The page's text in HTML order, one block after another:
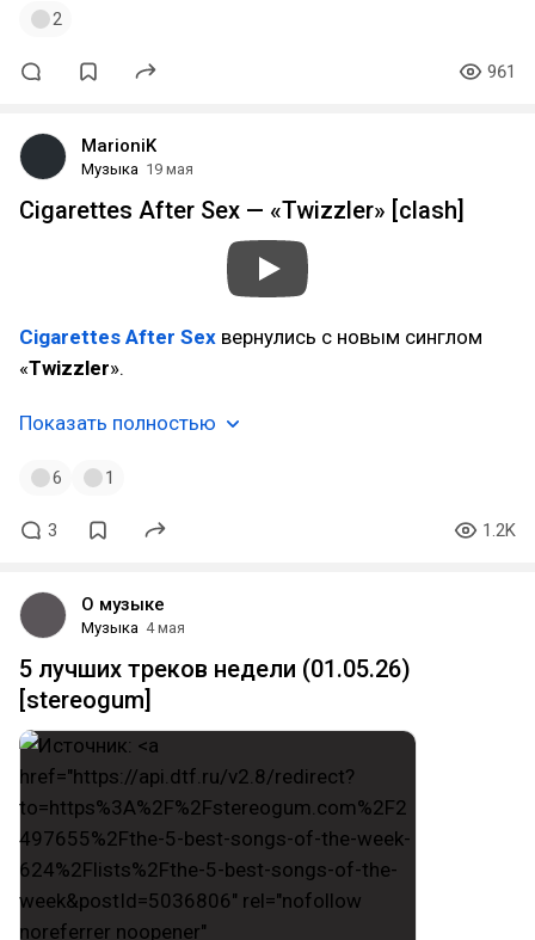
2
961
MarioniK
Музыка 19 мая
Cigarettes After Sex — «Twizzler» [clash]
Cigarettes After Sex вернулись с новым синглом
«Twizzler».
Показать полностью
6 1
3 1.2K
О музыке
Музыка 4 мая
5 лучших треков недели (01.05.26)
[stereogum]